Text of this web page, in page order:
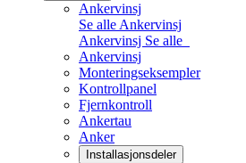
Ankervinsj
Se alle Ankervinsj
Ankervinsj Se alle
Ankervinsj
Monteringseksempler
Kontrollpanel
Fjernkontroll
Ankertau
Anker
Installasjonsdeler